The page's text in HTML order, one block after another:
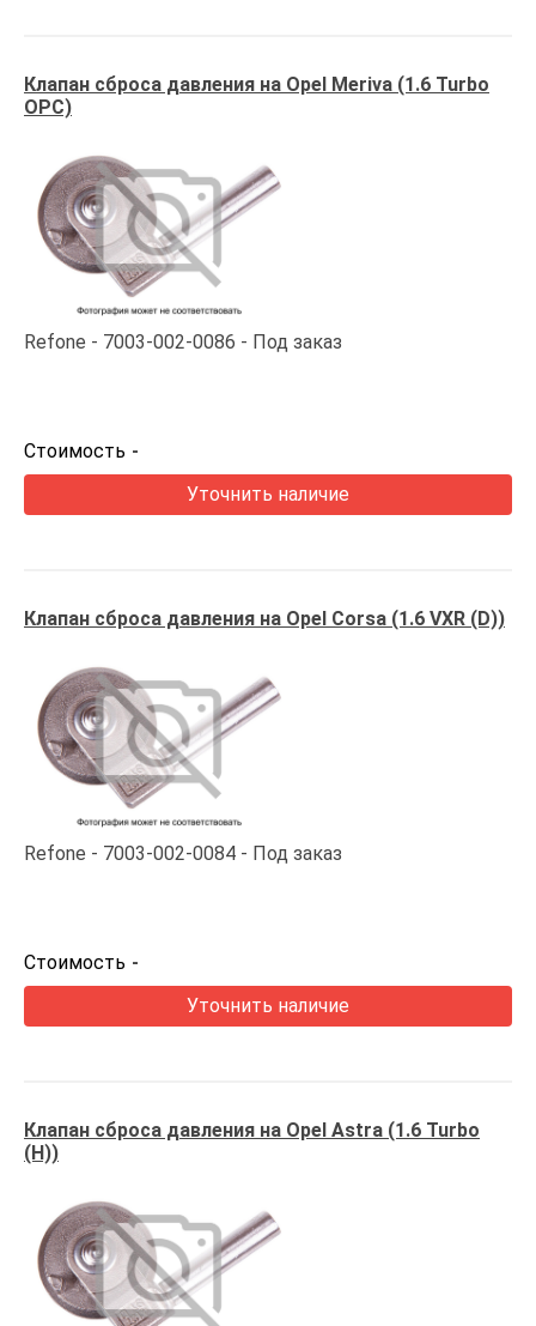
Клапан сброса давления на Opel Meriva (1.6 Turbo
OPC)
Refone 7003-002-0086 Под заказ
Стоимость -
Уточнить наличие
Клапан сброса давления на Opel Corsa (1.6 VXR (D))
Refone 7003-002-0084 Под заказ
Стоимость -
Уточнить наличие
Клапан сброса давления на Opel Astra (1.6 Turbo
(H))